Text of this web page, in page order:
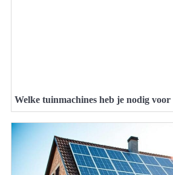
Welke tuinmachines heb je nodig